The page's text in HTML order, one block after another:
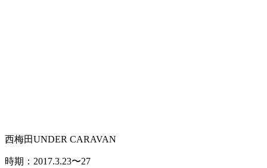
西梅田UNDER CARAVAN
時期：2017.3.23〜27